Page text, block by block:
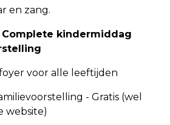
en zang.
Complete kindermiddag
voor alle leeftijden
- Gratis (wel
website)